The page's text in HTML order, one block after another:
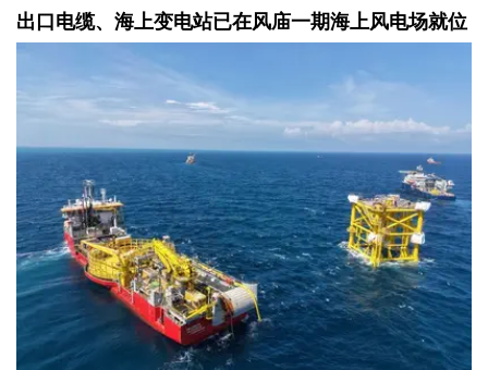
出口电缆、海上变电站已在风庙一期海上风电场就位